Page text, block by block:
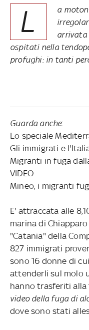
L
a
arrivata
ospitati nella
profughi: in tanti
Guarda anche:
Lo speciale
Gli immigrati e
Migranti in fuga
VIDEO
Mineo, i migranti
E' attraccata alle
marina di
"Catania" della
827 immigrati
sono 16 donne di
attenderli sul molo
hanno trasferiti
video della fuga di
dove sono stati